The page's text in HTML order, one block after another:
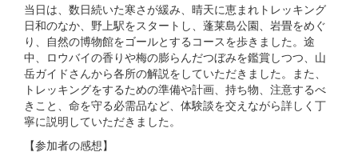
当日は、数日続いた寒さが緩み、晴天に恵まれトレッキング
日和のなか、野上駅をスタートし、蓬莱島公園、岩畳をめぐ
り、自然の博物館をゴールとするコースを歩きました。途
中、ロウバイの香りや梅の膨らんだつぼみを鑑賞しつつ、山
岳ガイドさんから各所の解説をしていただきました。また、
トレッキングをするための準備や計画、持ち物、注意するべ
きこと、命を守る必需品など、体験談を交えながら詳しく丁
寧に説明していただきました。
【参加者の感想】